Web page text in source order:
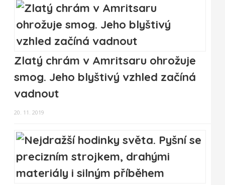
Zlatý chrám v Amritsaru ohrožuje
smog. Jeho blyštivý vzhled začíná
vadnout
20. 11. 2019